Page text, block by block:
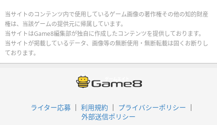
当サイトのコンテンツ内で使用しているゲーム画像の著作権その他の知的財産
権は、当該ゲームの提供元に帰属しています。
当サイトはGame8編集部が独自に作成したコンテンツを提供しております。
当サイトが掲載しているデータ、画像等の無断使用・無断転載は固くお断りし
ております。
ライター応募 利用規約
プライバシーポリシー
外部送信ポリシー